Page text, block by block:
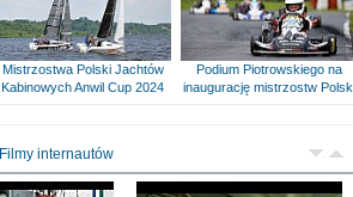
Mistrzostwa Polski Jachtów
Kabinowych Anwil Cup 2024
Podium Piotrowskiego na
inaugurację mistrzostw Polski
Filmy internautów